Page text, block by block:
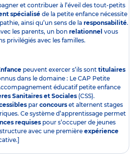
et contribuer à l’éveil des tout-petits
spécialiséde la petite enfance nécessite
ainsi qu’un sens de la responsabilité.
les parents, un bon relationnel vous
privilégiés avec les familles.
peuvent exercer s’ils sont titulaires
dans le domaine : Le CAP Petite
éducatif petite enfance
Sanitaires et Sociales (CSS).
par concours et alternent stages
Ce système d’apprentissage permet
requises pour s’occuper de jeunes
avec une première expérience